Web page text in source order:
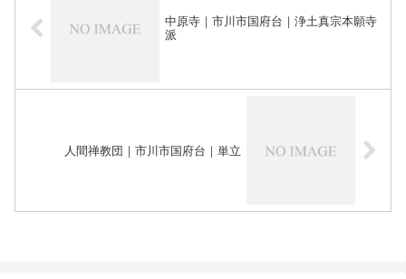
中原寺｜市川市国府台｜浄土真宗本願寺
派
人間禅教団｜市川市国府台｜単立